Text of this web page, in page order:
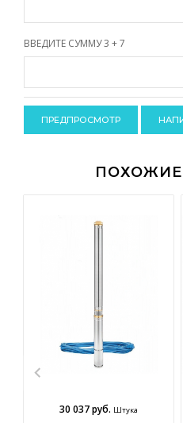
-
-
-
-
ВВЕДИТЕ СУММУ 3 + 7
30 037 руб. Штука